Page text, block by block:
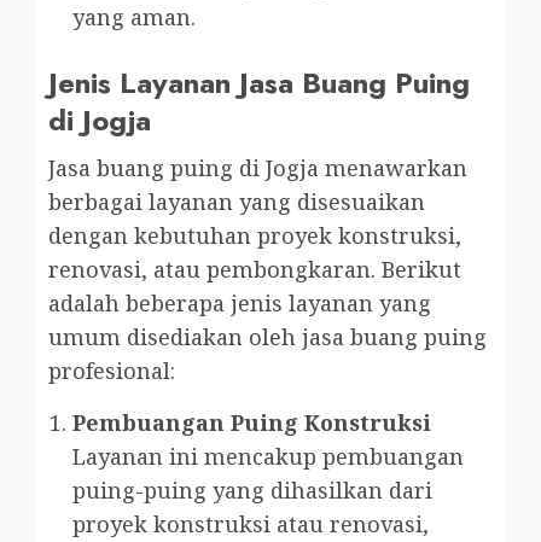
yang aman.
Jenis Layanan Jasa Buang Puing
di Jogja
Jasa buang puing di Jogja menawarkan
berbagai layanan yang disesuaikan
dengan kebutuhan proyek konstruksi,
renovasi, atau pembongkaran. Berikut
adalah beberapa jenis layanan yang
umum disediakan oleh jasa buang puing
profesional:
Pembuangan Puing Konstruksi
Layanan ini mencakup pembuangan
puing-puing yang dihasilkan dari
proyek konstruksi atau renovasi,